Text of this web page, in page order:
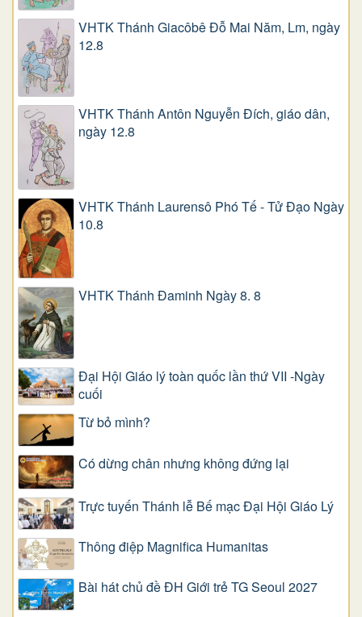
VHTK Thánh Giacôbê Ðỗ Mai Năm, Lm, ngày
12.8
VHTK Thánh Antôn Nguyễn Ðích, giáo dân,
ngày 12.8
VHTK Thánh Laurensô Phó Tế - Tử Đạo Ngày
10.8
VHTK Thánh Đaminh Ngày 8. 8
Đại Hội Giáo lý toàn quốc lần thứ VII -Ngày
cuối
Từ bỏ mình?
Có dừng chân nhưng không đứng lại
Trực tuyến Thánh lễ Bế mạc Đại Hội Giáo Lý
Thông điệp Magnifica Humanitas
Bài hát chủ đề ĐH Giới trẻ TG Seoul 2027